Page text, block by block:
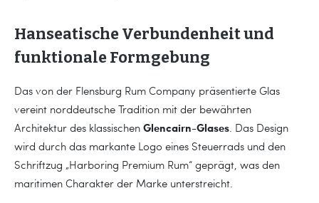
Hanseatische Verbundenheit und
funktionale Formgebung
Das von der Flensburg Rum Company präsentierte Glas
vereint norddeutsche Tradition mit der bewährten
Architektur des klassischen Glencairn-Glases. Das Design
wird durch das markante Logo eines Steuerrads und den
Schriftzug „Harboring Premium Rum“ geprägt, was den
maritimen Charakter der Marke unterstreicht.